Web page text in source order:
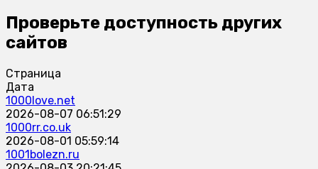
Проверьте доступность других
сайтов
Страница
Дата
1000love.net
2026-08-07 06:51:29
1000rr.co.uk
2026-08-01 05:59:14
1001bolezn.ru